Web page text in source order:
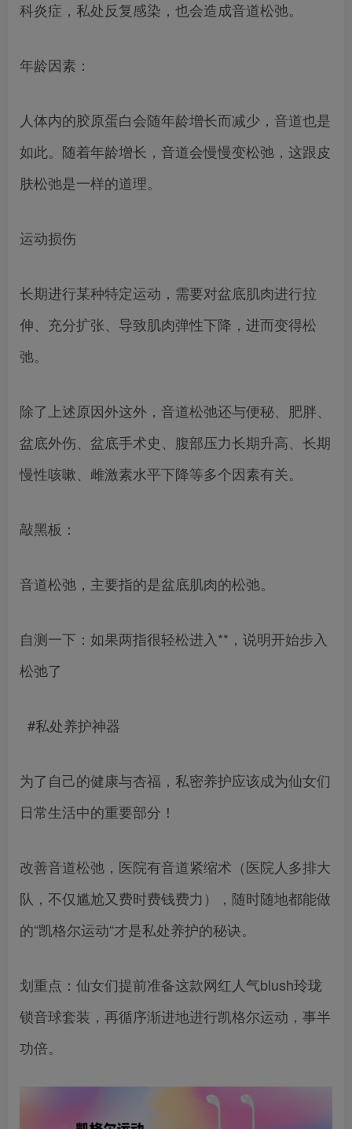
科炎症，私处反复感染，也会造成音道松弛。
年龄因素：
人体内的胶原蛋白会随年龄增长而减少，音道也是
如此。随着年龄增长，音道会慢慢变松弛，这跟皮
肤松弛是一样的道理。
运动损伤
长期进行某种特定运动，需要对盆底肌肉进行拉
伸、充分扩张、导致肌肉弹性下降，进而变得松
弛。
除了上述原因外这外，音道松弛还与便秘、肥胖、
盆底外伤、盆底手术史、腹部压力长期升高、长期
慢性咳嗽、雌激素水平下降等多个因素有关。
敲黑板：
音道松弛，主要指的是盆底肌肉的松弛。
自测一下：如果两指很轻松进入**，说明开始步入
松弛了
#私处养护神器
为了自己的健康与杏福，私密养护应该成为仙女们
日常生活中的重要部分！
改善音道松弛，医院有音道紧缩术（医院人多排大
队，不仅尴尬又费时费钱费力），随时随地都能做
的“凯格尔运动“才是私处养护的秘诀。
划重点：仙女们提前准备这款网红人气blush玲珑
锁音球套装，再循序渐进地进行凯格尔运动，事半
功倍。